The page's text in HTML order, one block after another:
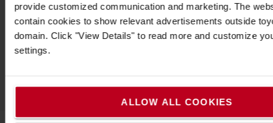
provide customized communication and marketing. The
contain cookies to show relevant advertisements outside
domain. Click "View Details" to read more and customize
settings.
ALLOW ALL COOKIES
Népszerű kiegészítők